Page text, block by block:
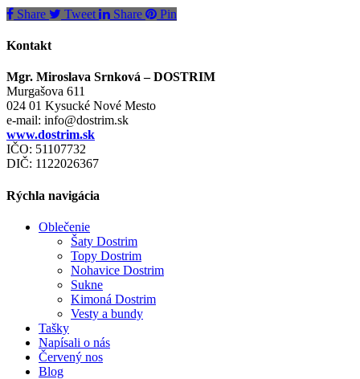
Share Tweet Share Pin
Kontakt
Mgr. Miroslava Srnková – DOSTRIM
Murgašova 611
024 01 Kysucké Nové Mesto
e-mail: info@dostrim.sk
www.dostrim.sk
IČO: 51107732
DIČ: 1122026367
Rýchla navigácia
Oblečenie
Šaty Dostrim
Topy Dostrim
Nohavice Dostrim
Sukne
Kimoná Dostrim
Vesty a bundy
Tašky
Napísali o nás
Červený nos
Blog